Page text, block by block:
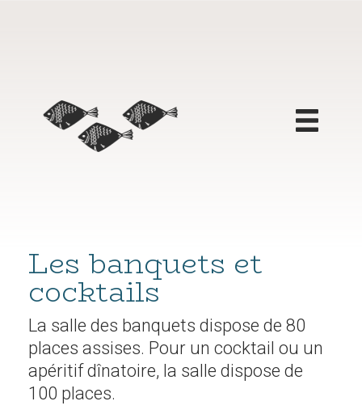
Cartes
Brasserie
Vins
Boissons
Les banquets et
cocktails
La salle des banquets dispose de 80
places assises. Pour un cocktail ou un
apéritif dînatoire, la salle dispose de
100 places.